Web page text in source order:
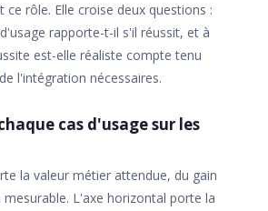
ce rôle. Elle croise deux questions :
rapporte-t-il s'il réussit, et à
est-elle réaliste compte tenu
l'intégration nécessaires.
cas d'usage sur les
la valeur métier attendue, du gain
mesurable. L'axe horizontal porte la